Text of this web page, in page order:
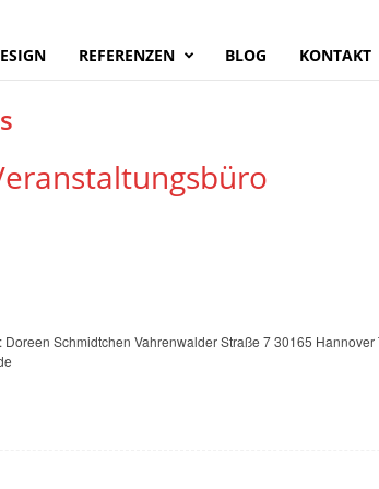
REFERENZEN BLOG KONTAKT
Schmidtchen Vahrenwalder Straße 7 30165